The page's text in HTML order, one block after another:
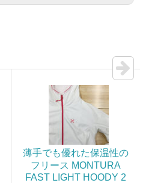
薄手でも優れた保温性の
フリース MONTURA
FAST LIGHT HOODY 2